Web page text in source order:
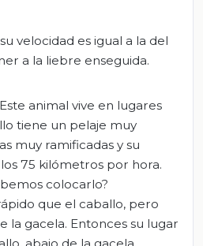
velocidad es igual a la del
a la liebre enseguida.
animal vive en lugares
tiene un pelaje muy
muy ramificadas y su
75 kilómetros por hora.
colocarlo?
que el caballo, pero
la gacela. Entonces su lugar